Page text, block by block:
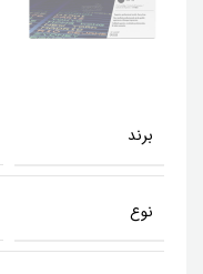
برند
نوع